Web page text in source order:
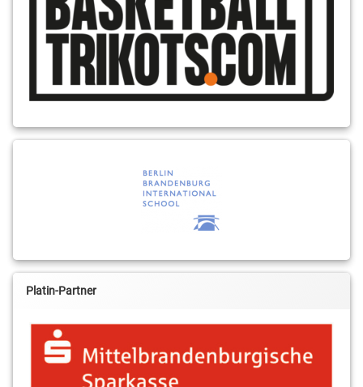
Platin-Partner